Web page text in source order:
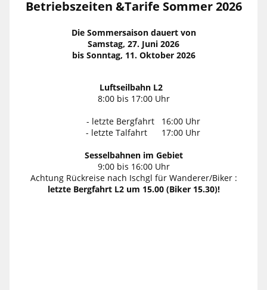
Betriebszeiten &Tarife Sommer 2026
Die Sommersaison dauert von
Samstag, 27. Juni 2026
bis Sonntag, 11. Oktober 2026
Luftseilbahn L2
8:00 bis 17:00 Uhr
- letzte Bergfahrt 16:00 Uhr
- letzte Talfahrt 17:00 Uhr
Sesselbahnen im Gebiet
9:00 bis 16:00 Uhr
Achtung Rückreise nach Ischgl für Wanderer/Biker :
letzte Bergfahrt L2 um 15.00 (Biker 15.30)!